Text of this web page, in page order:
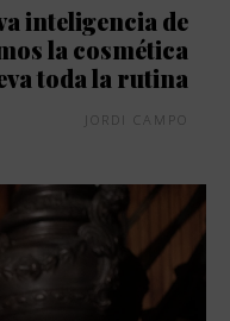
inteligencia de
la cosmética
toda la rutina
JORDI CAMPO